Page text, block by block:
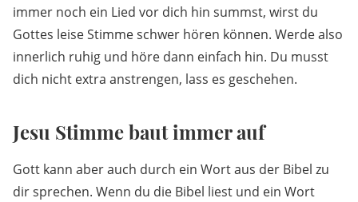
immer noch ein Lied vor dich hin summst, wirst du
Gottes leise Stimme schwer hören können. Werde also
innerlich ruhig und höre dann einfach hin. Du musst
dich nicht extra anstrengen, lass es geschehen.
Jesu Stimme baut immer auf
Gott kann aber auch durch ein Wort aus der Bibel zu
dir sprechen. Wenn du die Bibel liest und ein Wort